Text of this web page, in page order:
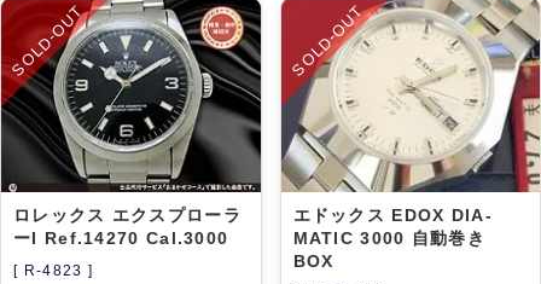
SOLD-OUT
ロレックス エクスプローラ
ーI Ref.14270 Cal.3000
[ R-4823 ]
SOLD-OUT
エドックス EDOX DIA-
MATIC 3000 自動巻き
BOX